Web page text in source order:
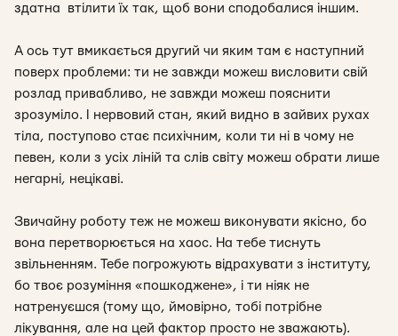
здатна втілити їх так, щоб вони сподобалися іншим.
А ось тут вмикається другий чи яким там є наступний
поверх проблеми: ти не завжди можеш висловити свій
розлад привабливо, не завжди можеш пояснити
зрозуміло. І нервовий стан, який видно в зайвих рухах
тіла, поступово стає психічним, коли ти ні в чому не
певен, коли з усіх ліній та слів світу можеш обрати лише
негарні, нецікаві.
Звичайну роботу теж не можеш виконувати якісно, бо
вона перетворюється на хаос. На тебе тиснуть
звільненням. Тебе погрожують відрахувати з інституту,
бо твоє розуміння «пошкоджене», і ти ніяк не
натренуєшся (тому що, ймовірно, тобі потрібне
лікування, але на цей фактор просто не зважають).